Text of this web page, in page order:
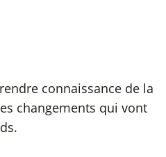
connaissance de la
changements qui vont